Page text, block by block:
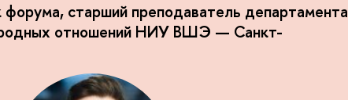
старший преподаватель департамента
отношений НИУ ВШЭ — Санкт-